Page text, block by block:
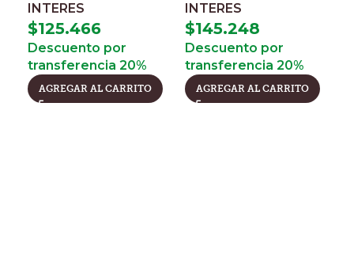
INTERES
$125.466
Descuento por
transferencia 20%
AGREGAR AL CARRITO
INTERES
$145.248
Descuento por
transferencia 20%
AGREGAR AL CARRITO